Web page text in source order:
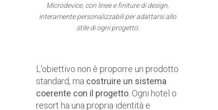
Microdevice, con linee e finiture di design,
interamente personalizzabili per adattarsi allo
stile di ogni progetto.
L’obiettivo non è proporre un prodotto
standard, ma costruire un sistema
coerente con il progetto . Ogni hotel o
resort ha una propria identità e